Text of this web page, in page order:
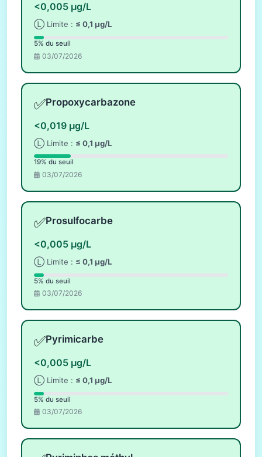
<0,005 µg/L
Ⓛ Limite : ≤ 0,1 µg/L
5% du seuil
03/07/2026
✅Propoxycarbazone
<0,019 µg/L
Ⓛ Limite : ≤ 0,1 µg/L
19% du seuil
03/07/2026
✅Prosulfocarbe
<0,005 µg/L
Ⓛ Limite : ≤ 0,1 µg/L
5% du seuil
03/07/2026
✅Pyrimicarbe
<0,005 µg/L
Ⓛ Limite : ≤ 0,1 µg/L
5% du seuil
03/07/2026